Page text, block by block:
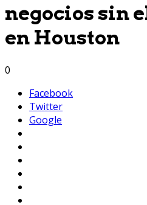
negocios sin
en Houston
0
Facebook
Twitter
Google